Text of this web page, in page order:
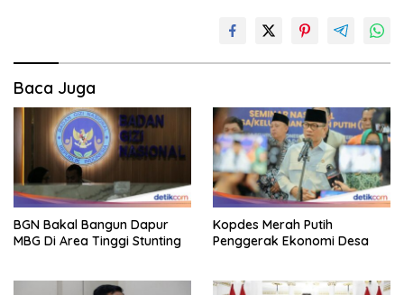
Baca Juga
BGN Bakal Bangun Dapur
MBG Di Area Tinggi Stunting
Kopdes Merah Putih
Penggerak Ekonomi Desa